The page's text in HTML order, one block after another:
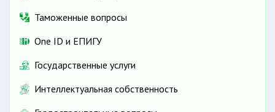
Таможенные вопросы
One ID и ЕПИГУ
Государственные услуги
Интеллектуальная собственность